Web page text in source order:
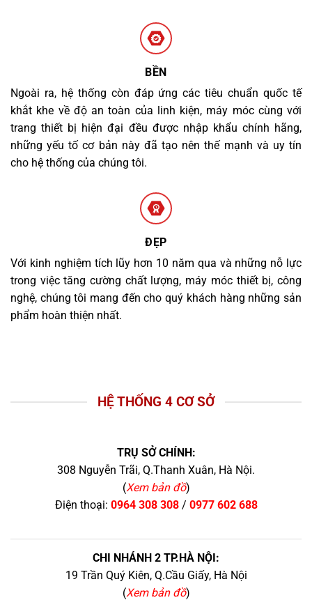
BỀN
Ngoài ra, hệ thống còn đáp ứng các tiêu chuẩn quốc tế
khắt khe về độ an toàn của linh kiện, máy móc cùng với
trang thiết bị hiện đại đều được nhập khẩu chính hãng,
những yếu tố cơ bản này đã tạo nên thế mạnh và uy tín
cho hệ thống của chúng tôi.
ĐẸP
Với kinh nghiệm tích lũy hơn 10 năm qua và những nỗ lực
trong việc tăng cường chất lượng, máy móc thiết bị, công
nghệ, chúng tôi mang đến cho quý khách hàng những sản
phẩm hoàn thiện nhất.
HỆ THỐNG 4 CƠ SỞ
TRỤ SỞ CHÍNH:
308 Nguyễn Trãi, Q.Thanh Xuân, Hà Nội.
(Xem bản đồ)
Điện thoại: 0964 308 308/ 0977 602 688
CHI NHÁNH 2 TP.HÀ NỘI:
19 Trần Quý Kiên, Q.Cầu Giấy, Hà Nội
(Xem bản đồ)